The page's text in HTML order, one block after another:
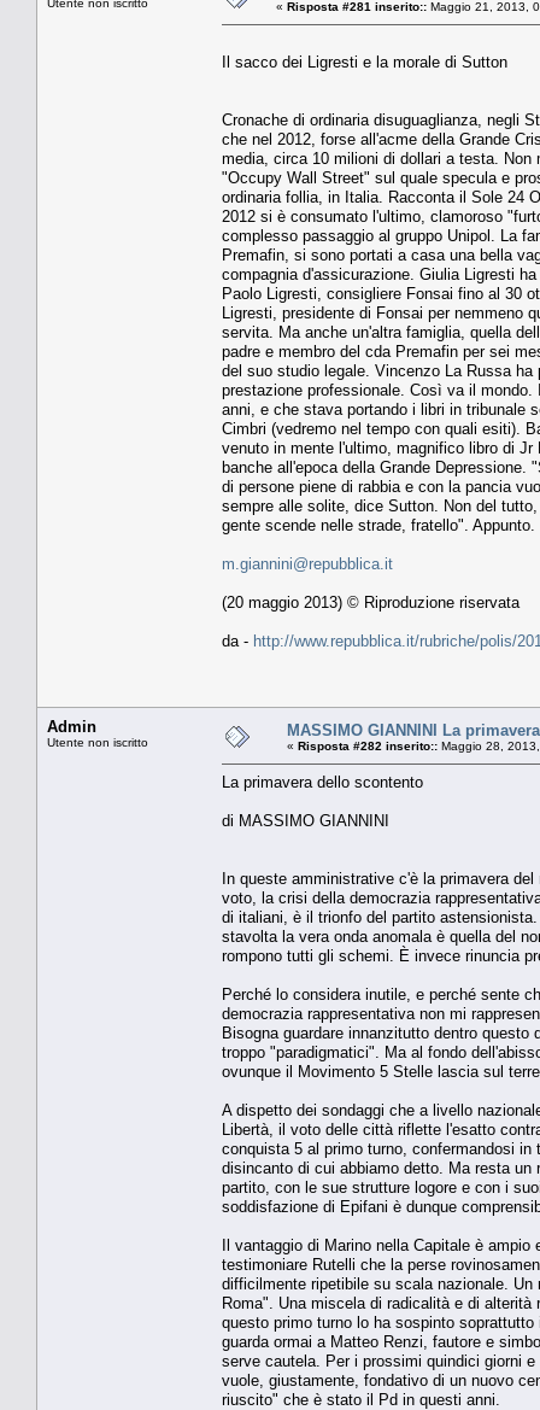
Utente non iscritto « Risposta #281 inserito:: Maggio 21, 2013,
Il sacco dei Ligresti e la morale di Sutton
Cronache di ordinaria disuguaglianza, negli
che nel 2012, forse all'acme della Grande
media, circa 10 milioni di dollari a testa.
"Occupy Wall Street" sul quale specula e
ordinaria follia, in Italia. Racconta il Sole 24
2012 si è consumato l'ultimo, clamoroso
complesso passaggio al gruppo Unipol. La
Premafin, si sono portati a casa una bella
compagnia d'assicurazione. Giulia Ligresti
Paolo Ligresti, consigliere Fonsai fino al 30
Ligresti, presidente di Fonsai per nemmeno
servita. Ma anche un'altra famiglia, quella
padre e membro del cda Premafin per sei
del suo studio legale. Vincenzo La Russa
prestazione professionale. Così va il
anni, e che stava portando i libri in tribunale
Cimbri (vedremo nel tempo con quali esiti).
venuto in mente l'ultimo, magnifico libro di
banche all'epoca della Grande
di persone piene di rabbia e con la pancia
sempre alle solite, dice Sutton. Non del
gente scende nelle strade, fratello". Appunto.
m.giannini@repubblica.it
(20 maggio 2013) © Riproduzione riservata
da - http://www.repubblica.it/rubriche/polis/
Admin
Utente non iscritto
MASSIMO GIANNINI La
« Risposta #282 inserito:: Maggio 28,
La primavera dello scontento
di MASSIMO GIANNINI
In queste amministrative c'è la primavera
voto, la crisi della democrazia
di italiani, è il trionfo del partito
stavolta la vera onda anomala è quella del
rompono tutti gli schemi. È invece rinuncia
Perché lo considera inutile, e perché sente
democrazia rappresentativa non mi
Bisogna guardare innanzitutto dentro
troppo "paradigmatici". Ma al fondo
ovunque il Movimento 5 Stelle lascia sul
A dispetto dei sondaggi che a livello
Libertà, il voto delle città riflette l'esatto
conquista 5 al primo turno, confermandosi
disincanto di cui abbiamo detto. Ma resta
partito, con le sue strutture logore e con i
soddisfazione di Epifani è dunque
Il vantaggio di Marino nella Capitale è
testimoniare Rutelli che la perse
difficilmente ripetibile su scala nazionale.
Roma". Una miscela di radicalità e di
questo primo turno lo ha sospinto
guarda ormai a Matteo Renzi, fautore e
serve cautela. Per i prossimi quindici giorni
vuole, giustamente, fondativo di un nuovo
riuscito" che è stato il Pd in questi anni.